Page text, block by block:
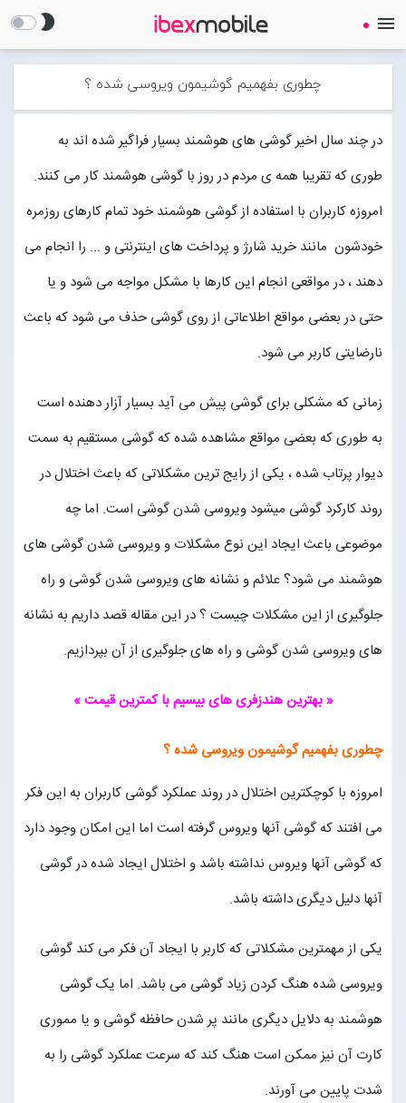
صفحه نخست
ایرفون
گجت
Open submenu (لوازم جانبی)
لوازم جانبی
مجله خبری
تماس با ما
درباره ما
پیگیری سفارشات
brightness_2 menu
چطوری بفهمیم گوشیمون ویروسی شده ؟
در چند سال اخیر گوشی های هوشمند بسیار فراگیر شده اند به
طوری که تقریبا همه ی مردم در روز با گوشی هوشمند کار می کنند.
امروزه کاربران با استفاده از گوشی هوشمند خود تمام کارهای روزمره
خودشون مانند خرید شارژ و پرداخت های اینترنتی و ... را انجام می
دهند ، در مواقعی انجام این کارها با مشکل مواجه می شود و یا
حتی در بعضی مواقع اطلاعاتی از روی گوشی حذف می شود که باعث
نارضایتی کاربر می شود.
زمانی که مشکلی برای گوشی پیش می آید بسیار آزار دهنده است
به طوری که بعضی مواقع مشاهده شده که گوشی مستقیم به سمت
دیوار پرتاب شده ، یکی از رایج ترین مشکلاتی که باعث اختلال در
روند کارکرد گوشی میشود ویروسی شدن گوشی است. اما چه
موضوعی باعث ایجاد این نوع مشکلات و ویروسی شدن گوشی های
هوشمند می شود؟ علائم و نشانه های ویروسی شدن گوشی و راه
جلوگیری از این مشکلات چیست ؟ در این مقاله قصد داریم به نشانه
های ویروسی شدن گوشی و راه های جلوگیری از آن بپردازیم.
« بهترین هندزفری های بیسیم با کمترین قیمت »
چطوری بفهمیم گوشیمون ویروسی شده ؟
امروزه با کوچکترین اختلال در روند عملکرد گوشی کاربران به این فکر
می افتند که گوشی آنها ویروس گرفته است اما این امکان وجود دارد
که گوشی آنها ویروس نداشته باشد و اختلال ایجاد شده در گوشی
آنها دلیل دیگری داشته باشد.
یکی از مهمترین مشکلاتی که کاربر با ایجاد آن فکر می کند گوشی
ویروسی شده هنگ کردن زیاد گوشی می باشد. اما یک گوشی
هوشمند به دلایل دیگری مانند پر شدن حافظه گوشی و یا مموری
کارت آن نیز ممکن است هنگ کند که سرعت عملکرد گوشی را به
شدت پایین می آورند.